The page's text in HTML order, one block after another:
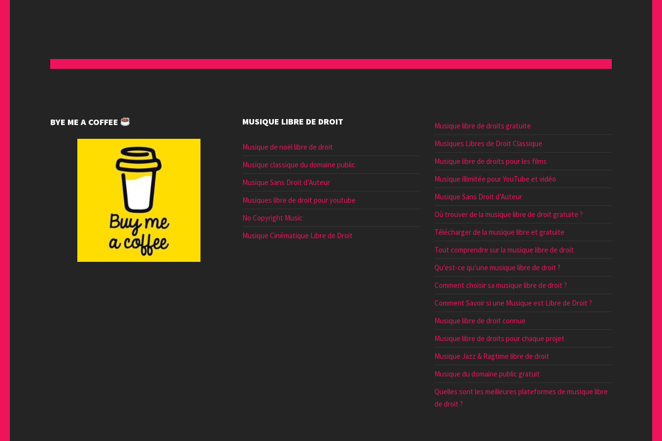
BYE ME A COFFEE MUSIQUE LIBRE DE DROIT
Musique de noël libre de droit
Musique classique du domaine public
Musique Sans Droit d’Auteur
Musiques libre de droit pour youtube
No Copyright Music
Musique Cinématique Libre de Droit
Musique libre de droits gratuite
Musiques Libres de Droit Classique
Musique libre de droits pour les films
Musique illimitée pour YouTube et vidéo
Musique Sans Droit d’Auteur
Où trouver de la musique libre de droit gratuite ?
Télécharger de la musique libre et gratuite
Tout comprendre sur la musique libre de droit
Qu’est-ce qu’une musique libre de droit ?
Comment choisir sa musique libre de droit ?
Comment Savoir si une Musique est Libre de Droit ?
Musique libre de droit connue
Musique libre de droits pour chaque projet
Musique Jazz & Ragtime libre de droit
Musique du domaine public gratuit
Quelles sont les meilleures plateformes de musique libre
de droit ?